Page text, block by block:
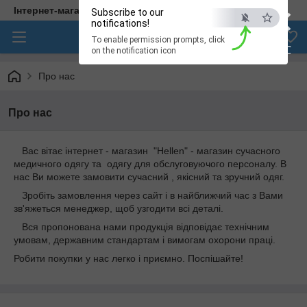
×
ESC
Subscribe to our
notifications!
To enable permission prompts, click
on the notification icon
Інтернет-магазин медичного одягу "Hellen"
Про нас
Про нас
Вас вітає інтернет - магазин "Hellen" - магазин сучасного
медичного одягу та одягу для обслуговуючого персоналу. В
нас Ви можете замовити сучасний , якісний та зручний одяг.
Зробіть замовлення через сайт і в найближчий час з Вами
зв'яжеться менеджер, щоб узгодити всі деталі.
Вся пропонована нами продукція відповідає технічним
умовам, державним стандартам і вимогам охорони праці.
Робити покупки у нас легко і приємно. Поспішайте!